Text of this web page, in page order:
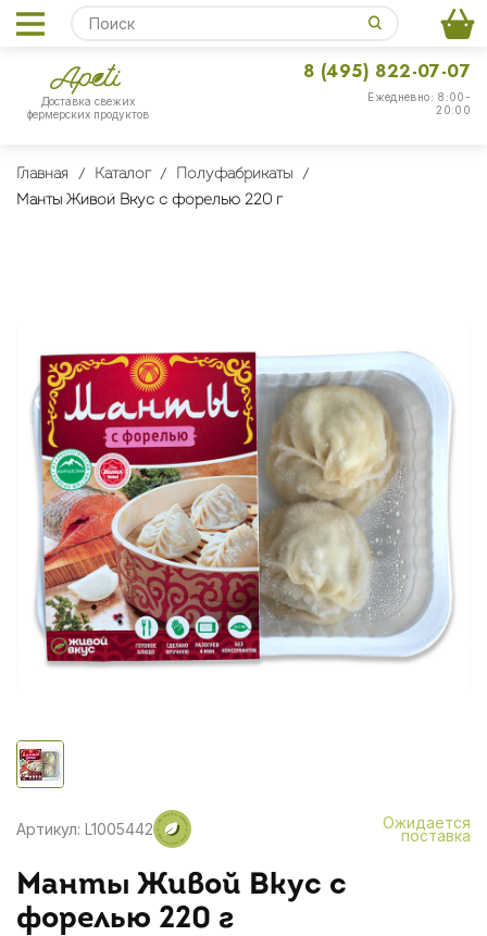
Доставка свежих
фермерских продуктов
Ежедневно: 8:00-
20:00
8 (495) 822-07-07
Главная Каталог
Полуфабрикаты
Манты Живой Вкус с форелью 220 г
Артикул: L1005442 Ожидается
поставка
Манты Живой Вкус с
форелью 220 г